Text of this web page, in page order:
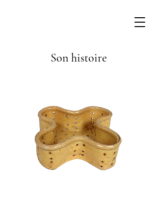
Son histoire